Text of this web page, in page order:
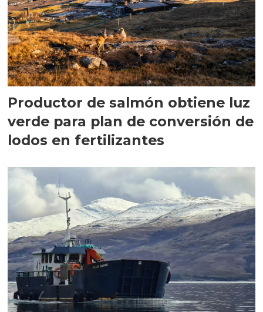
Productor de salmón obtiene luz
verde para plan de conversión de
lodos en fertilizantes